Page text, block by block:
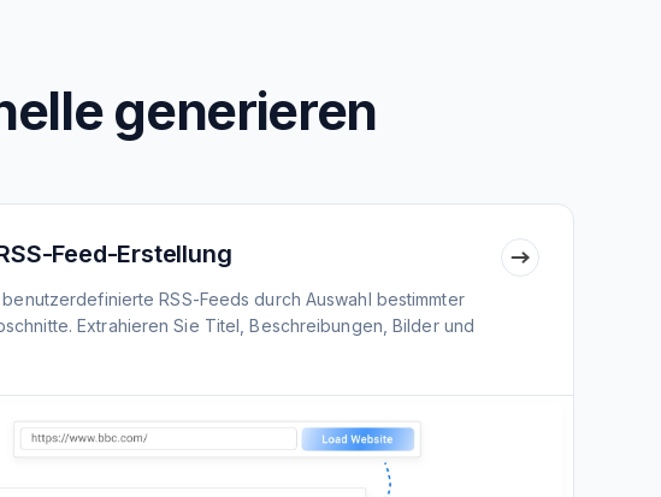
generieren
Feed-Erstellung
RSS-Feeds durch Auswahl bestimmter
Extrahieren Sie Titel, Beschreibungen, Bilder und